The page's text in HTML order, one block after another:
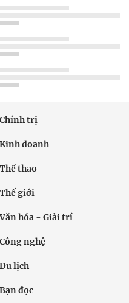
Chính trị
Kinh doanh
Thể thao
Thế giới
Văn hóa - Giải trí
Công nghệ
Du lịch
Bạn đọc